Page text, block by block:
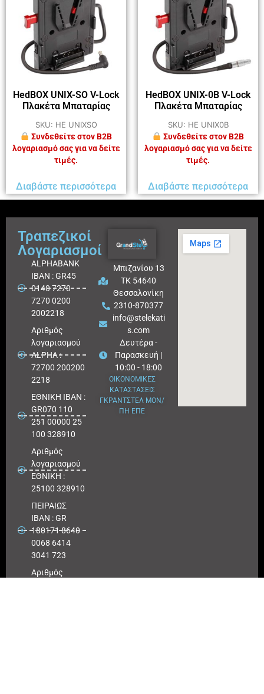
HedBOX UNIX-SO V-Lock
Πλακέτα Μπαταρίας
SKU: HE UNIXSO
Συνδεθείτε στον B2B
λογαριασμό σας για να δείτε
τιμές.
Διαβάστε περισσότερα
HedBOX UNIX-0B V-Lock
Πλακέτα Μπαταρίας
SKU: HE UNIX0B
Συνδεθείτε στον B2B
λογαριασμό σας για να δείτε
τιμές.
Διαβάστε περισσότερα
Τραπεζικοί
Λογαριασμοί
ALPHABANK
IBAN : GR45
0140 7270
7270 0200
2002218
Aριθμός
λογαριασμού
ALPHA :
72700 200200
2218
ΕΘΝΙΚΗ ΙΒΑΝ :
GR070 110
251 00000 25
100 328910
Αριθμός
λογαριασμού
ΕΘΝΙΚΗ :
25100 328910
ΠΕΙΡΑΙΩΣ
IBAN : GR
180171 8640
0068 6414
3041 723
Αριθμός
Μπιζανίου 13
ΤΚ 54640
Θεσσαλονίκη
2310-870377
info@stelekati
s.com
Δευτέρα -
Παρασκευή |
10:00 - 18:00
ΟΙΚΟΝΟΜΙΚΕΣ
ΚΑΤΑΣΤΑΣΕΙΣ
ΓΚΡΑΝΤΣΤΕΛ ΜΟΝ/
ΠΗ ΕΠΕ